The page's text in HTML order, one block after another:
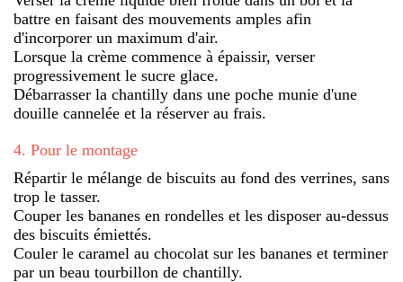
battre en faisant des mouvements amples afin
d'incorporer un maximum d'air.
Lorsque la crème commence à épaissir, verser
progressivement le sucre glace.
Débarrasser la chantilly dans une poche munie d'une
douille cannelée et la réserver au frais.
4. Pour le montage
Répartir le mélange de biscuits au fond des verrines, sans
trop le tasser.
Couper les bananes en rondelles et les disposer au-dessus
des biscuits émiettés.
Couler le caramel au chocolat sur les bananes et terminer
par un beau tourbillon de chantilly.